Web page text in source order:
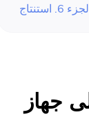
6. استنتاج
جهاز